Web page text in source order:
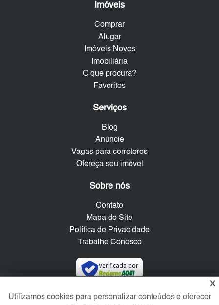
Imóveis
Comprar
Alugar
Imóveis Novos
Imobiliária
O que procura?
Favoritos
Serviços
Blog
Anuncie
Vagas para corretores
Ofereça seu imóvel
Sobre nós
Contato
Mapa do Site
Política de Privacidade
Trabalhe Conosco
Verificada por
Redes Sociais
X
Utilizamos cookies para personalizar conteúdos e oferecer